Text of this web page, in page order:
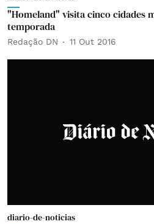
"Homeland" visita cinco cidades
temporada
Redação DN 11 Out 2016
diario-de-noticias